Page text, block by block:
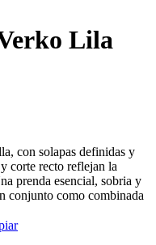
Lila
con solapas definidas y
corte recto reflejan la
prenda esencial, sobria y
conjunto como combinada